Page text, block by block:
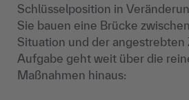
Schlüsselposition in
Sie bauen eine Brücke
Situation und der angestrebten
Aufgabe geht weit über die
Maßnahmen hinaus: